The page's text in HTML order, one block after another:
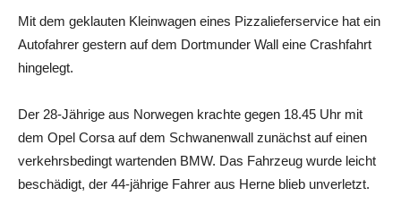
Mit dem geklauten Kleinwagen eines Pizzalieferservice hat ein
Autofahrer gestern auf dem Dortmunder Wall eine Crashfahrt
hingelegt.
Der 28-Jährige aus Norwegen krachte gegen 18.45 Uhr mit
dem Opel Corsa auf dem Schwanenwall zunächst auf einen
verkehrsbedingt wartenden BMW. Das Fahrzeug wurde leicht
beschädigt, der 44-jährige Fahrer aus Herne blieb unverletzt.